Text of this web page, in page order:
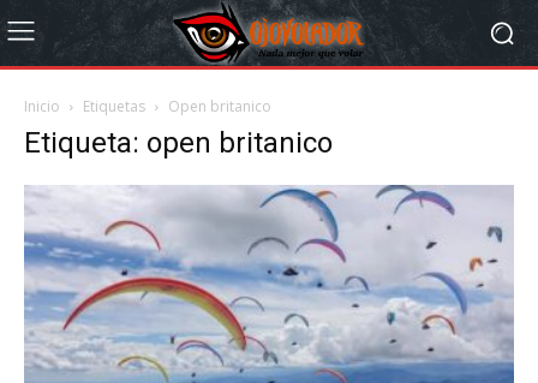
Inicio Etiquetas Open britanico
Etiqueta: open britanico